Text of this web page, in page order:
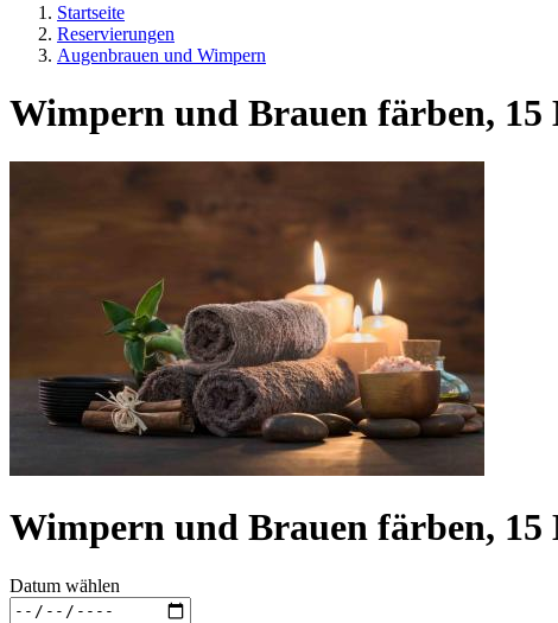
Startseite
Reservierungen
Augenbrauen und Wimpern
Wimpern und Brauen färben, 15
Wimpern und Brauen färben, 15
Datum wählen